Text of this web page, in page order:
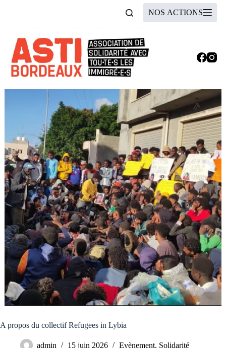
NOS ACTIONS
A propos du collectif Refugees in Lybia
admin 15 juin 2026 Evènement, Solidarité